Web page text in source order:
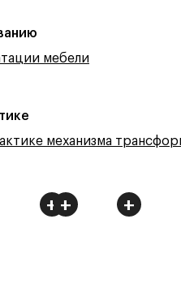
мебели
механизма
+ + +